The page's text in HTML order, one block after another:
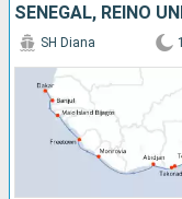
SH Diana